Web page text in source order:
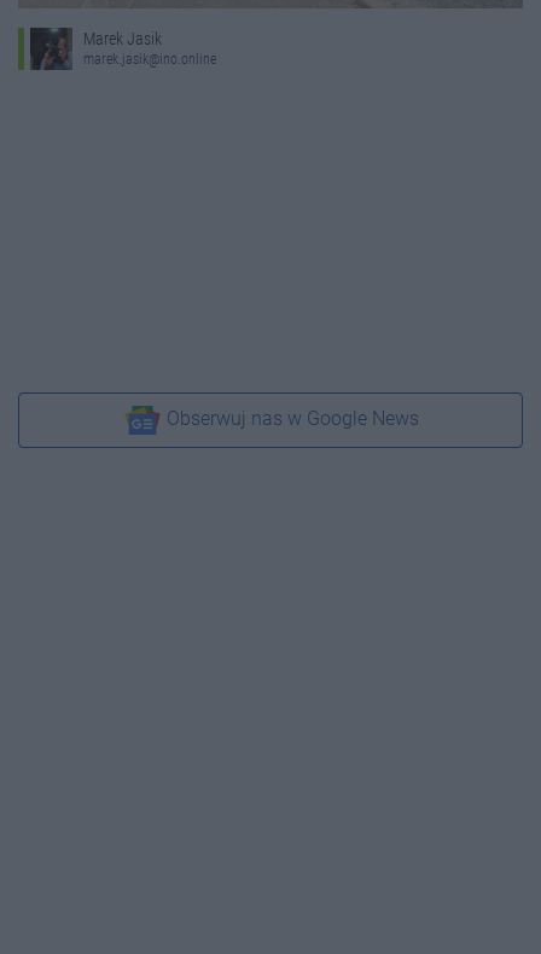
Marek Jasik
marek.jasik@ino.online
Obserwuj nas w Google News